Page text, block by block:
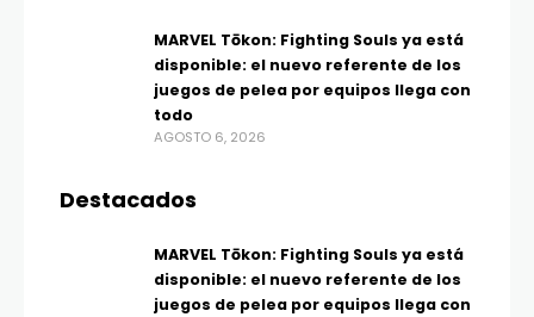
MARVEL Tōkon: Fighting Souls ya está
disponible: el nuevo referente de los
juegos de pelea por equipos llega con
todo
AGOSTO 6, 2026
Destacados
MARVEL Tōkon: Fighting Souls ya está
disponible: el nuevo referente de los
juegos de pelea por equipos llega con